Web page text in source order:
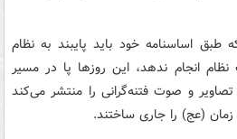
طبق اساسنامه خود باید پایبند به نظام
انجام ندهد، این روزها پا در مسیر
و صوت فتنه‌گرانی را منتشر می‌کند